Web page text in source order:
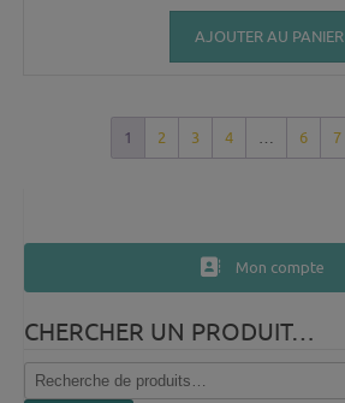
AJOUTER AU PANIER
1 2 3 4 6 7
Mon compte
CHERCHER UN PRODUIT…
Recherche
pour :